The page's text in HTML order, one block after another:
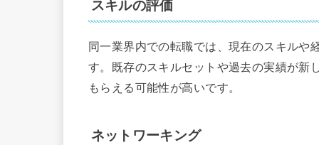
スキルの評価
同一業界内での転職では、現在のスキルや
す。既存のスキルセットや過去の実績が新
もらえる可能性が高いです。
ネットワーキング